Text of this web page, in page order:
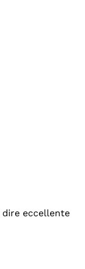
eccellente